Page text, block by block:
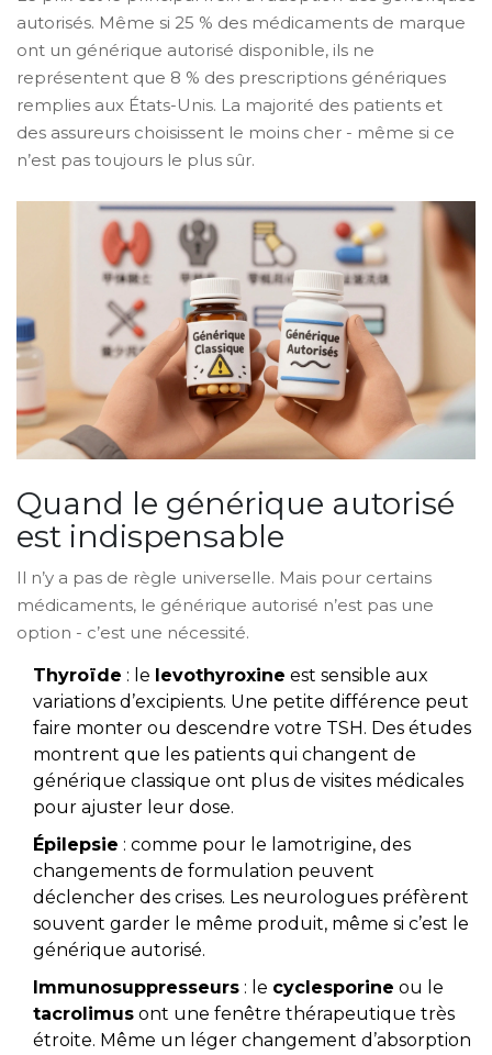
autorisés. Même si 25 % des médicaments de marque
ont un générique autorisé disponible, ils ne
représentent que 8 % des prescriptions génériques
remplies aux États-Unis. La majorité des patients et
des assureurs choisissent le moins cher - même si ce
n’est pas toujours le plus sûr.
Quand le générique autorisé
est indispensable
Il n’y a pas de règle universelle. Mais pour certains
médicaments, le générique autorisé n’est pas une
option - c’est une nécessité.
Thyroïde : le levothyroxine est sensible aux
variations d’excipients. Une petite différence peut
faire monter ou descendre votre TSH. Des études
montrent que les patients qui changent de
générique classique ont plus de visites médicales
pour ajuster leur dose.
Épilepsie : comme pour le lamotrigine, des
changements de formulation peuvent
déclencher des crises. Les neurologues préfèrent
souvent garder le même produit, même si c’est le
générique autorisé.
Immunosuppresseurs : le cyclesporine ou le
tacrolimus ont une fenêtre thérapeutique très
étroite. Même un léger changement d’absorption